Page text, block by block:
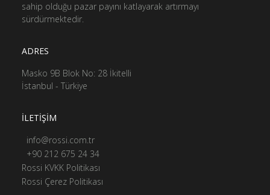
sahip olduğu pazar payını katlayarak artırmayı
sürdürmektedir.
ADRES
Masko 9B Blok No: 28 İkitelli
İstanbul - Türkiye
İLETİŞİM
info@rossi.com.tr
+90 212 675 24 34
Rossi KVKK Politikası
Rossi Çerez Politikası